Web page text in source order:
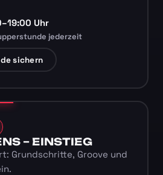
Uhr
jederzeit
sichern
– EINSTIEG
Grundschritte, Groove und